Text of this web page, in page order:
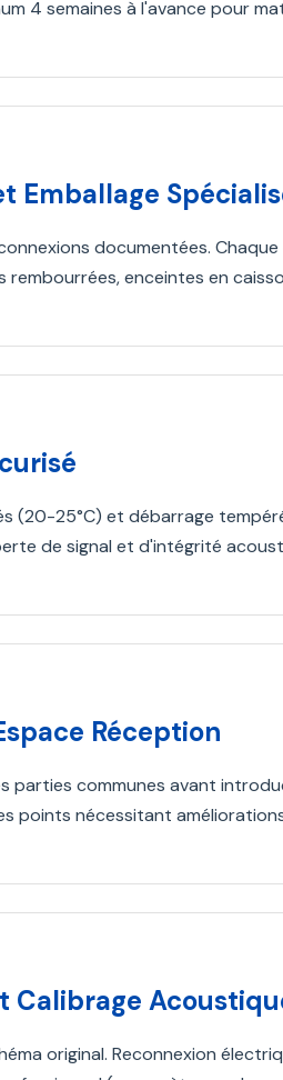
4 semaines à l'avance pour
Emballage
documentées.
rembourrées, enceintes en
(20-25°C) et débarrage
de signal et d'intégrité
Réception
parties communes avant
points nécessitant
Calibrage
original. Reconnexion